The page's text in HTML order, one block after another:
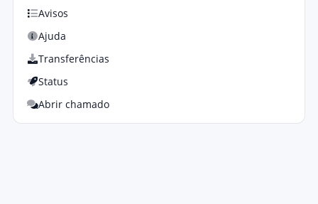
Avisos
Ajuda
Transferências
Status
Abrir chamado